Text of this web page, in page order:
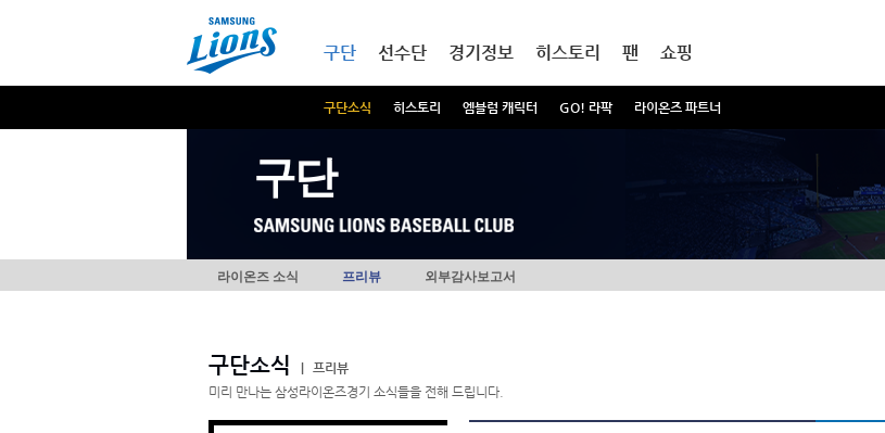
구단
구단소식 히스토리 엠블럼 캐릭터 GO! 라팍 라이온즈 파트너
선수단 경기정보 히스토리 팬 쇼핑
구단
라이온즈 소식 프리뷰 외부감사보고서
구단소식
프리뷰
미리 만나는 삼성라이온즈경기 소식들을 전해 드립니다.